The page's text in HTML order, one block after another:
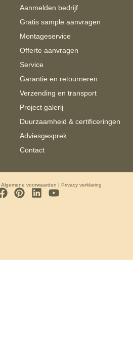
Aanmelden bedrijf
Gratis sample aanvragen
Montageservice
Offerte aanvragen
Service
Garantie en retourneren
Verzending en transport
Project galerij
Duurzaamheid & certificeringen
Adviesgesprek
Contact
Algemene voorwaarden | Privacy verklaring